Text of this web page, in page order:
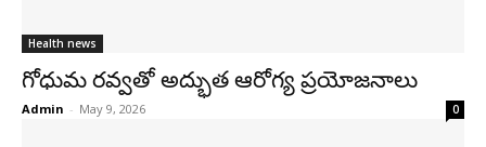
Health news
గోధుమ రవ్వతో అద్భుత ఆరోగ్య ప్రయోజనాలు
Admin - May 9, 2026 0